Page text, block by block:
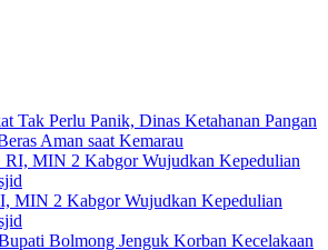
Tak Perlu Panik, Dinas Ketahanan Pangan
Aman saat Kemarau
MIN 2 Kabgor Wujudkan Kepedulian